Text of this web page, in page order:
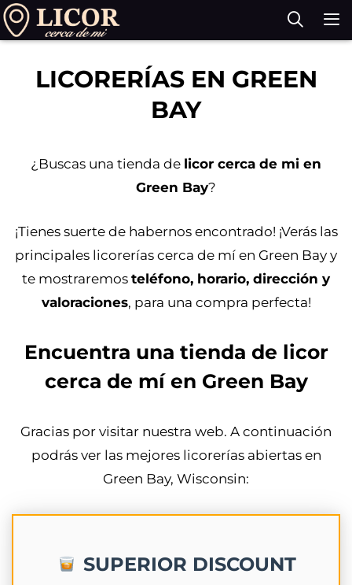
Saltar
al
LICORERÍAS EN GREEN
BAY
¿Buscas una tienda de licor cerca de mi en
Green Bay?
¡Tienes suerte de habernos encontrado! ¡Verás las
principales licorerías cerca de mí en Green Bay y
te mostraremos teléfono, horario, dirección y
valoraciones, para una compra perfecta!
Encuentra una tienda de licor
cerca de mí en Green Bay
Gracias por visitar nuestra web. A continuación
podrás ver las mejores licorerías abiertas en
Green Bay, Wisconsin:
SUPERIOR DISCOUNT